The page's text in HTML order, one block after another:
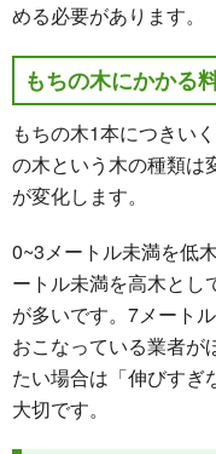
める必要があります。
もちの木にかかる
もちの木1本につきい
の木という木の種類は
が変化します。
0~3メートル未満を低
ートル未満を高木とし
が多いです。7メート
おこなっている業者が
たい場合は「伸びすぎ
大切です。